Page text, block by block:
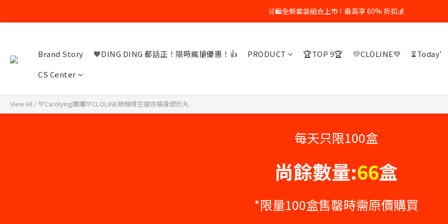
🕙平日上午10點以前的訂單，即日出貨✨
📦🚚活動期間全場免運費💸
Brand Story 🧡DING DING 都話正！限時瘋搶優惠！👍 PRODUCT 🏆TOP 9🏆 💛CLOLINE💚
CS Center
View All / 💚Carolying團購💚CLOLINE綠咖啡豆銀杏瘦身塑形丸
每天只限100盒
尚餘數量:66盒
*限量100盒售罄時需原價購買